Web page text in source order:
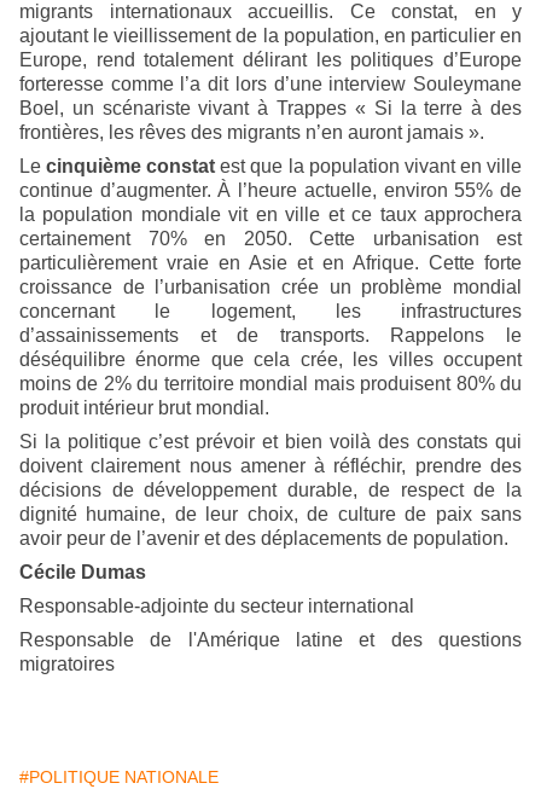
migrants internationaux accueillis. Ce constat, en y
ajoutant le vieillissement de la population, en particulier en
Europe, rend totalement délirant les politiques d’Europe
forteresse comme l’a dit lors d’une interview Souleymane
Boel, un scénariste vivant à Trappes « Si la terre à des
frontières, les rêves des migrants n’en auront jamais ».
Lecinquième constat est que la population vivant en ville
continue d’augmenter. À l’heure actuelle, environ 55% de
la population mondiale vit en ville et ce taux approchera
certainement 70% en 2050. Cette urbanisation est
particulièrement vraie en Asie et en Afrique. Cette forte
croissance de l’urbanisation crée un problème mondial
concernant le logement, les infrastructures
d’assainissements et de transports. Rappelons le
déséquilibre énorme que cela crée, les villes occupent
moins de 2% du territoire mondial mais produisent 80% du
produit intérieur brut mondial.
Si la politique c’est prévoir et bien voilà des constats qui
doivent clairement nous amener à réfléchir, prendre des
décisions de développement durable, de respect de la
dignité humaine, de leur choix, de culture de paix sans
avoir peur de l’avenir et des déplacements de population.
Cécile Dumas
Responsable-adjointe du secteur international
Responsable de l'Amérique latine et des questions
migratoires
#POLITIQUE NATIONALE